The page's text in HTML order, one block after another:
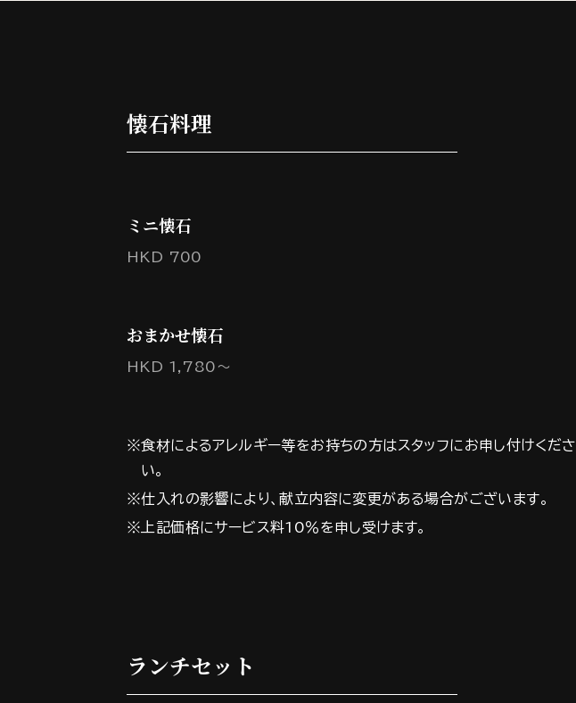
懐石料理
ミニ懐石
HKD 700
おまかせ懐石
HKD 1,780～
※食材によるアレルギー等をお持ちの方はスタッフにお申し付けくださ
い。
※仕入れの影響により、献立内容に変更がある場合がございます。
※上記価格にサービス料10％を申し受けます。
ランチセット